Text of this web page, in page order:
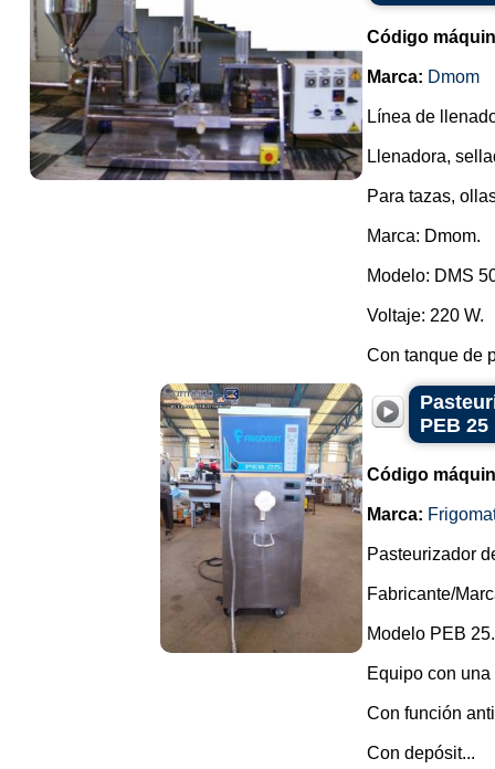
Código
Marca: Dmom
Línea de
Llenadora,
Para tazas,
Marca: Dmom.
Modelo: DMS
Voltaje: 220 W.
Con tanque de
PEB 25
Código
Marca:
Pasteurizador
Fabricante/
Modelo PEB 25.
Equipo con
Con función
Con depósit...